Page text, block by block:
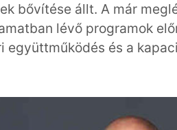
bővítése állt. A már
lévő programok
együttműködés és a